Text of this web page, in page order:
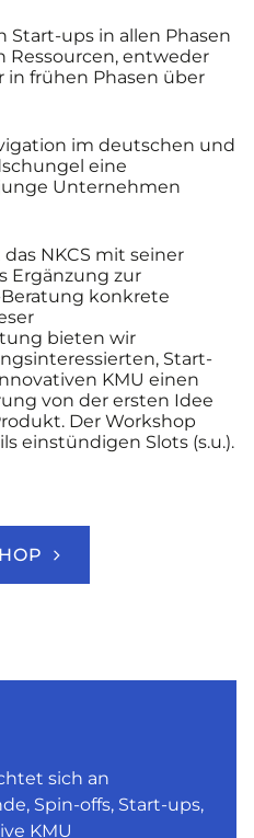
Start-ups in allen Phasen
Ressourcen, entweder
frühen Phasen über
im deutschen und
eine
Unternehmen
NKCS mit seiner
Ergänzung zur
konkrete
bieten wir
Start-
KMU einen
von der ersten Idee
Der Workshop
einstündigen Slots (s.u.).
sich an
Spin-offs, Start-ups,
KMU